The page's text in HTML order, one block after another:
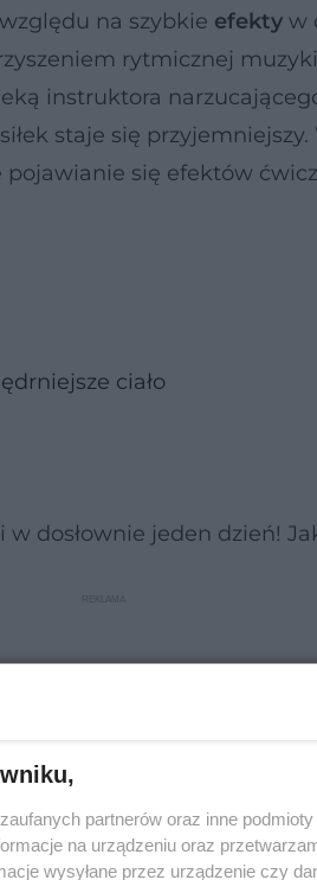
na szybkie efekty w
rytmicznej
instruktora
staje się
się efektów
ciało
dosłownie jeden dzień!
partnerów oraz inne
na urządzeniu oraz
wysyłane przez urządzenie czy